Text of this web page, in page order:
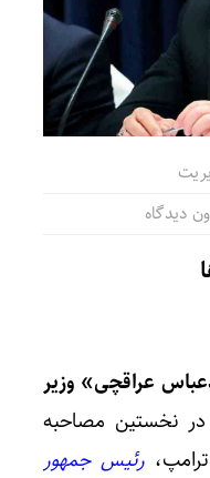
دیدگاه
عراقچی» وزیر
در نخستین مصاحبه
رئیس جمهور